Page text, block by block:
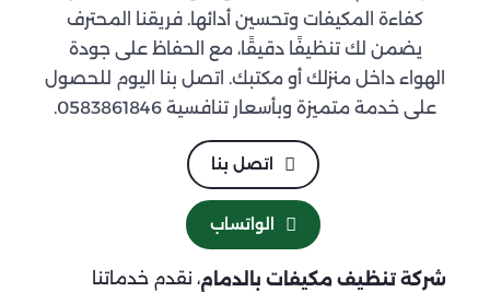
كفاءة المكيفات وتحسين أدائها. فريقنا المحترف
يضمن لك تنظيفًا دقيقًا، مع الحفاظ على جودة
الهواء داخل منزلك أو مكتبك. اتصل بنا اليوم للحصول
على خدمة متميزة وبأسعار تنافسية 0583861846.
اتصل بنا
الواتساب
شركة تنظيف مكيفات بالدمام، نقدم خدماتنا